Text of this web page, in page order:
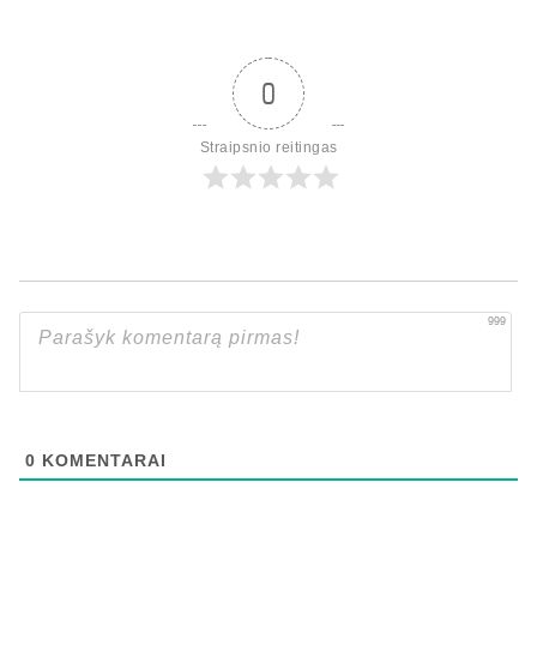
0
Straipsnio reitingas
999
0 KOMENTARAI